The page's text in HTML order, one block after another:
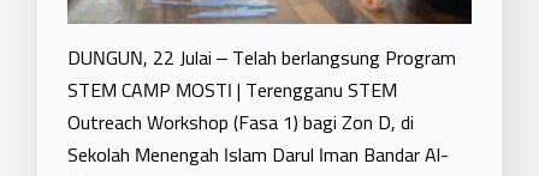
DUNGUN, 22 Julai – Telah berlangsung Program
STEM CAMP MOSTI | Terengganu STEM
Outreach Workshop (Fasa 1) bagi Zon D, di
Sekolah Menengah Islam Darul Iman Bandar Al-